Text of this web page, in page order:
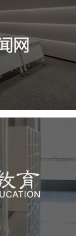
学校网站建设
学校网站建设
建设